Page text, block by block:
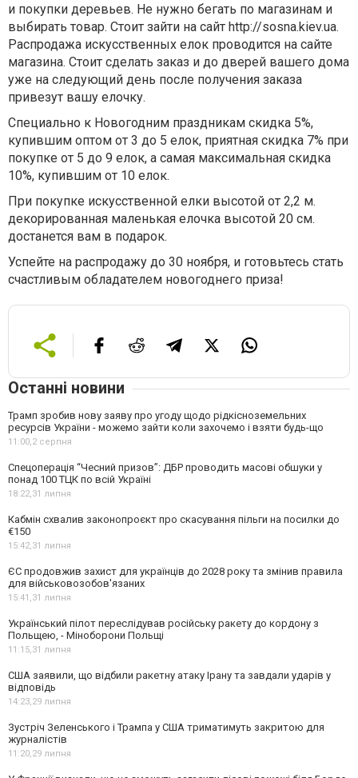
и покупки деревьев. Не нужно бегать по магазинам и
выбирать товар. Стоит зайти на сайт http://sosna.kiev.ua.
Распродажа искусственных елок проводится на сайте
магазина. Стоит сделать заказ и до дверей вашего дома
уже на следующий день после получения заказа
привезут вашу елочку.
Специально к Новогодним праздникам скидка 5%,
купившим оптом от 3 до 5 елок, приятная скидка 7% при
покупке от 5 до 9 елок, а самая максимальная скидка
10%, купившим от 10 елок.
При покупке искусственной елки высотой от 2,2 м.
декорированная маленькая елочка высотой 20 см.
достанется вам в подарок.
Успейте на распродажу до 30 ноября, и готовьтесь стать
счастливым обладателем новогоднего приза!
Останні новини
Трамп зробив нову заяву про угоду щодо рідкісноземельних
ресурсів України - можемо зайти коли захочемо і взяти будь-що
11:00,2 серпня
Спецоперація “Чесний призов”: ДБР проводить масові обшуки у
понад 100 ТЦК по всій Україні
18:22,31 липня
Кабмін схвалив законопроєкт про скасування пільги на посилки до
€150
15:42,31 липня
ЄС продовжив захист для українців до 2028 року та змінив правила
для військовозобов'язаних
15:41,31 липня
Український пілот переслідував російську ракету до кордону з
Польщею, - Міноборони Польщі
11:15,31 липня
США заявили, що відбили ракетну атаку Ірану та завдали ударів у
відповідь
14:23,29 липня
Зустріч Зеленського і Трампа у США триматимуть закритою для
журналістів
11:20,29 липня